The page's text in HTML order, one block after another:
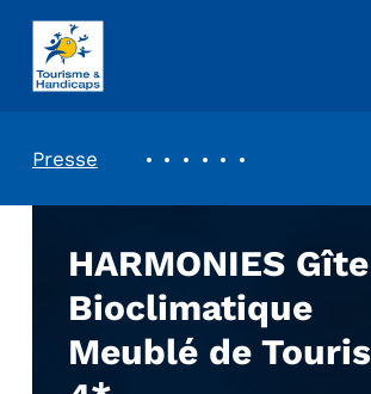
ASSOCIATION TOURISME ET HANDICAPS
Presse
HARMONIES Gîte
Bioclimatique
Meublé de